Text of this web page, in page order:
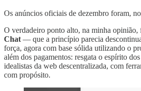
Os anúncios oficiais de dezembro foram,
O verdadeiro ponto alto, na minha
Chat — que a princípio parecia
força, agora com base sólida utilizando o
além dos pagamentos: resgata o espírito dos
idealistas da web descentralizada, com
com propósito.